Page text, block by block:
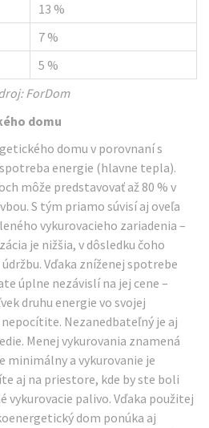
13 %
7 %
5 %
ForDom
domu
domu v porovnaní s
energie (hlavne tepla).
môže predstavovať až 80 % v
S tým priamo súvisí aj oveľa
vykurovacieho zariadenia –
je nižšia, v dôsledku čoho
Vďaka zníženej spotrebe
úplne nezávislí na jej cene –
druhu energie vo svojej
Nezanedbateľný je aj
Menej vykurovania znamená
minimálny a vykurovanie je
aj na priestore, kde by ste boli
vykurovacie palivo. Vďaka použitej
dom ponúka aj